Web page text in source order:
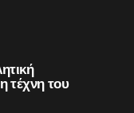
τέχνη του